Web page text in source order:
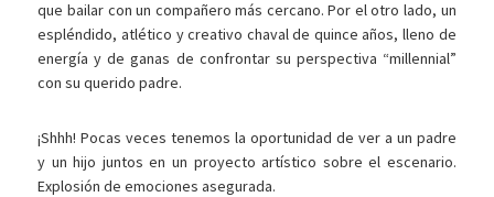
que bailar con un compañero más cercano. Por el otro lado, un
espléndido, atlético y creativo chaval de quince años, lleno de
energía y de ganas de confrontar su perspectiva “millennial”
con su querido padre.
¡Shhh! Pocas veces tenemos la oportunidad de ver a un padre
y un hijo juntos en un proyecto artístico sobre el escenario.
Explosión de emociones asegurada.